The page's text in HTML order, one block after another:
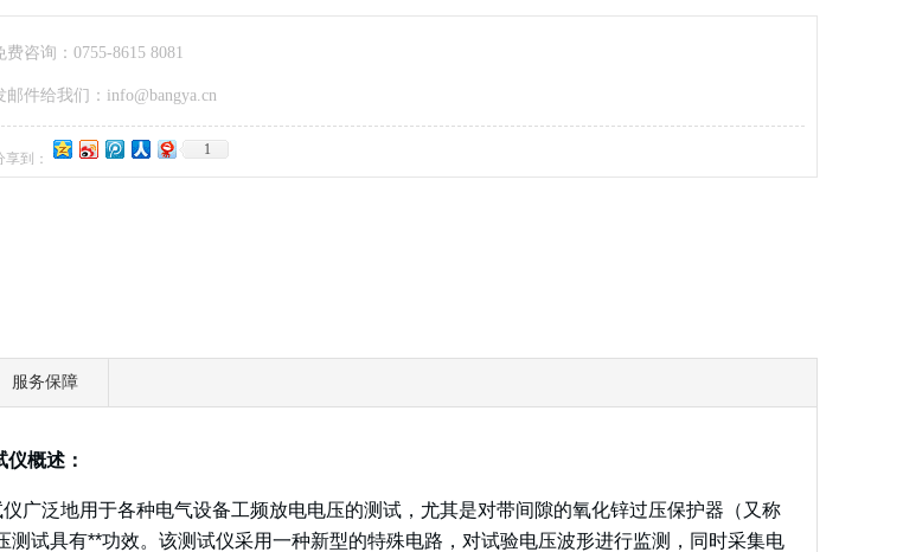
费咨询：0755-8615 8081
邮件给我们：info@bangya.cn
享到：
1
服务保障
仪概述：
广泛地用于各种电气设备工频放电电压的测试，尤其是对带间隙的氧化锌过压保护器（又称
测试具有**功效。该测试仪采用一种新型的特殊电路，对试验电压波形进行监测，同时采集电